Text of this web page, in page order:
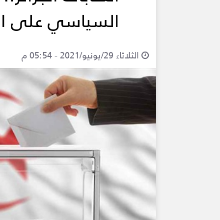
السياسي على
الثلاثاء 29/يونيو/2021 - 05:54 م